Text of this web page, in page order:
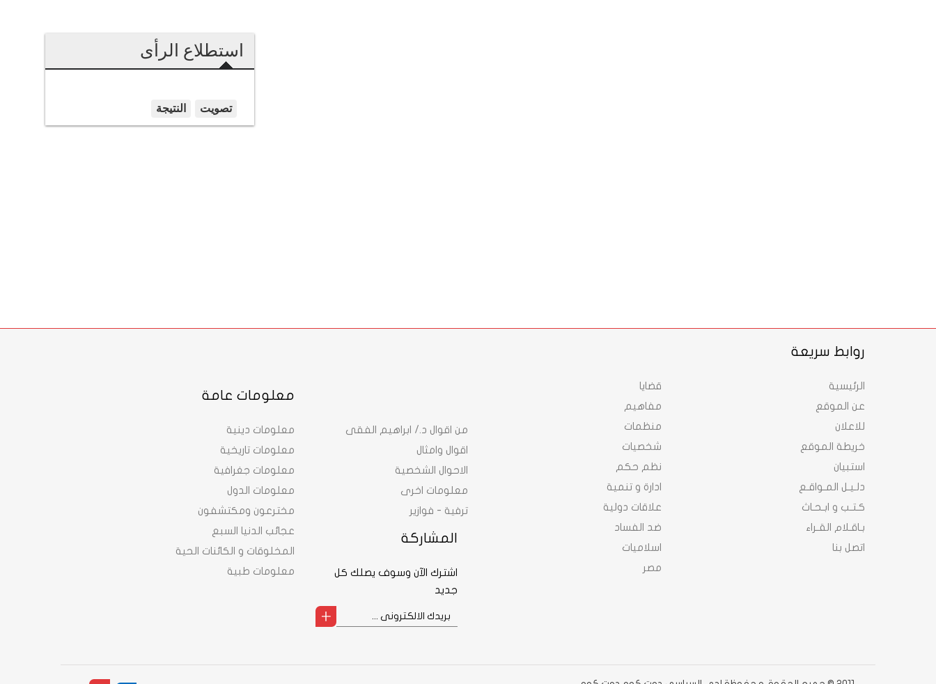
استطلاع الرأى
روابط سريعة
الرئيسية
عن الموقع
للاعلان
خريطة الموقع
استبيان
دلـيـل المـواقـع
كـتـب و ابـحـاث
بـاقـلام القـراء
اتصل بنا
قضايا
مفاهيم
منظمات
شخصيات
نظم حكم
ادارة و تنمية
علاقات دولية
ضد الفساد
اسلاميات
مصر
معلومات عامة
معلومات دينية
معلومات تاريخية
معلومات جغرافية
معلومات الدول
مخترعون ومكتشفون
عجائب الدنيا السبع
المخلوقات و الكائنات الحية
معلومات طبية
من اقوال د./ ابراهيم الفقى
اقوال وامثال
الاحوال الشخصية
معلومات اخرى
ترفية - فوازير
المشاركة
اشترك الآن وسوف يصلك كل
جديد